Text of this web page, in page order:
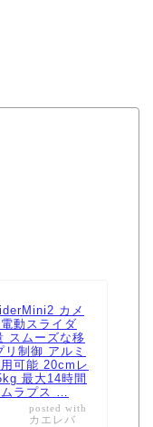
カメ
動スライダ
スムーズな移
制御 アルミ
可能 20cmレ
最大14時間
ラプス …
posted with
カエレバ